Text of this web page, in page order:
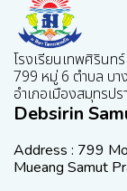
โรงเรียนเทพศิรินท
799 หมู่ 6 ตำบล บา
อำเภอเมืองสมุทรป
Debsirin
Address : 799
Mueang Samut